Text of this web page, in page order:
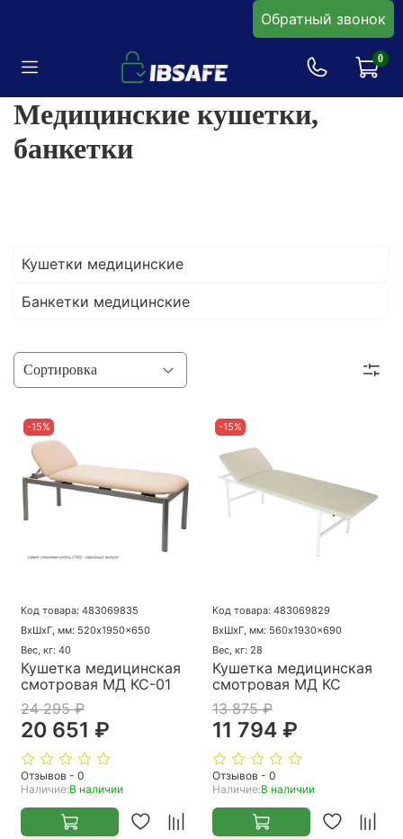
Обратный звонок
0
Медицинские кушетки,
банкетки
Кушетки медицинские
Банкетки медицинские
-15%
Код товара: 483069835
ВхШхГ, мм: 520x1950x650
Вес, кг: 40
Кушетка медицинская
смотровая МД КС-01
24 295 ₽
20 651 ₽
Отзывов - 0
Наличие:В наличии
-15%
Код товара: 483069829
ВхШхГ, мм: 560x1930x690
Вес, кг: 28
Кушетка медицинская
смотровая МД КС
13 875 ₽
11 794 ₽
Отзывов - 0
Наличие:В наличии